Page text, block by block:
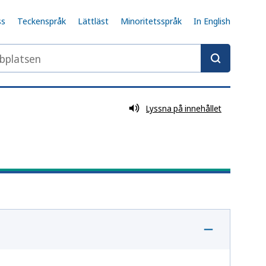
Teckenspråk Lättläst Minoritetsspråk In English
Lyssna på innehållet